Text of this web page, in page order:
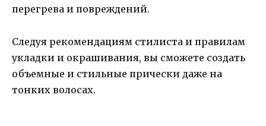
перегрева и повреждений.
Следуя рекомендациям стилиста и правилам
укладки и окрашивания, вы сможете создать
объемные и стильные прически даже на
тонких волосах.